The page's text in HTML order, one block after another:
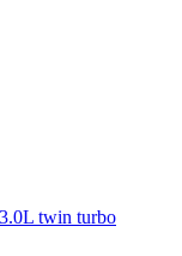
twin turbo